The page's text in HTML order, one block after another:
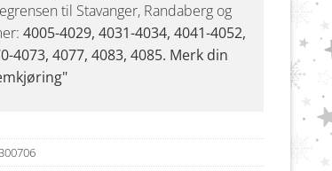
til Stavanger, Randaberg og
4005-4029, 4031-4034, 4041-4052,
4073, 4077, 4083, 4085. Merk din